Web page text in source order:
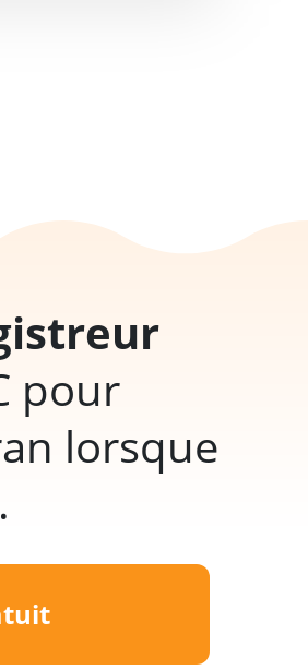
pour
lorsque